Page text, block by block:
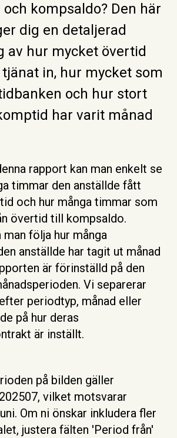
kompsaldo? Den här
dig en detaljerad
av hur mycket övertid
in, hur mycket som
och hur stort
har varit månad
rapport kan man enkelt se
timmar den anställde fått
och hur många timmar som
övertid till kompsaldo.
följa hur många
anställde har tagit ut månad
är förinställd på den
Vi separerar
periodtyp, månad eller
på hur deras
är inställt.
på bilden gäller
vilket motsvarar
Om ni önskar inkludera fler
justera fälten 'Period från'